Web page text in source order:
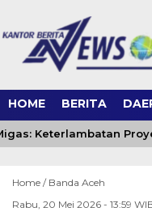
HOME BERITA
Keterlambatan
Home / Banda Aceh
Rabu, 20 Mei 2026 - 13:59